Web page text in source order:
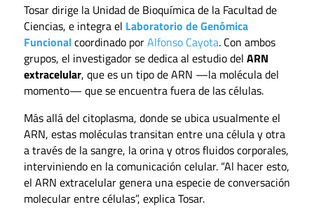
Tosar dirige la Unidad de Bioquímica de la Facultad de
Ciencias, e integra el Laboratorio de Genómica
Funcionalcoordinado porAlfonso Cayota. Con ambos
grupos, el investigador se dedica al estudio del ARN
extracelular, que es un tipo de ARN —la molécula del
momento— que se encuentra fuera de las células.
Más allá del citoplasma, donde se ubica usualmente el
ARN, estas moléculas transitan entre una célula y otra
a través de la sangre, la orina y otros fluidos corporales,
interviniendo en la comunicación celular. “Al hacer esto,
el ARN extracelular genera una especie de conversación
molecular entre células”, explica Tosar.